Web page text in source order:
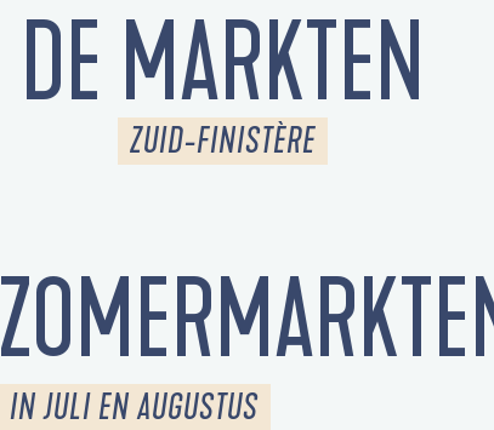
DE MARKTEN
ZUID-FINISTÈRE
IN JULI EN AUGUSTUS